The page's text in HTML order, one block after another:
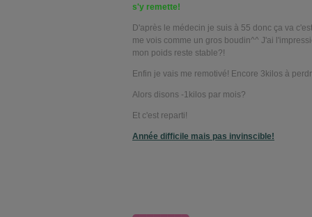
s'y remette!
D'après le médecin je suis à 55 donc ça va
me vois comme un gros boudin^^ J'ai
mon poids reste stable?!
Enfin je vais me remotivé! Encore 3kilos à
Alors disons -1kilos par mois?
Et c'est reparti!
Année difficile mais pas invinscible!